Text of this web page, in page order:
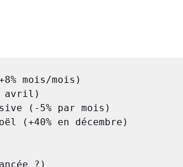
mois/mois)
avril)
(-5% par mois)
(+40% en décembre)
?)